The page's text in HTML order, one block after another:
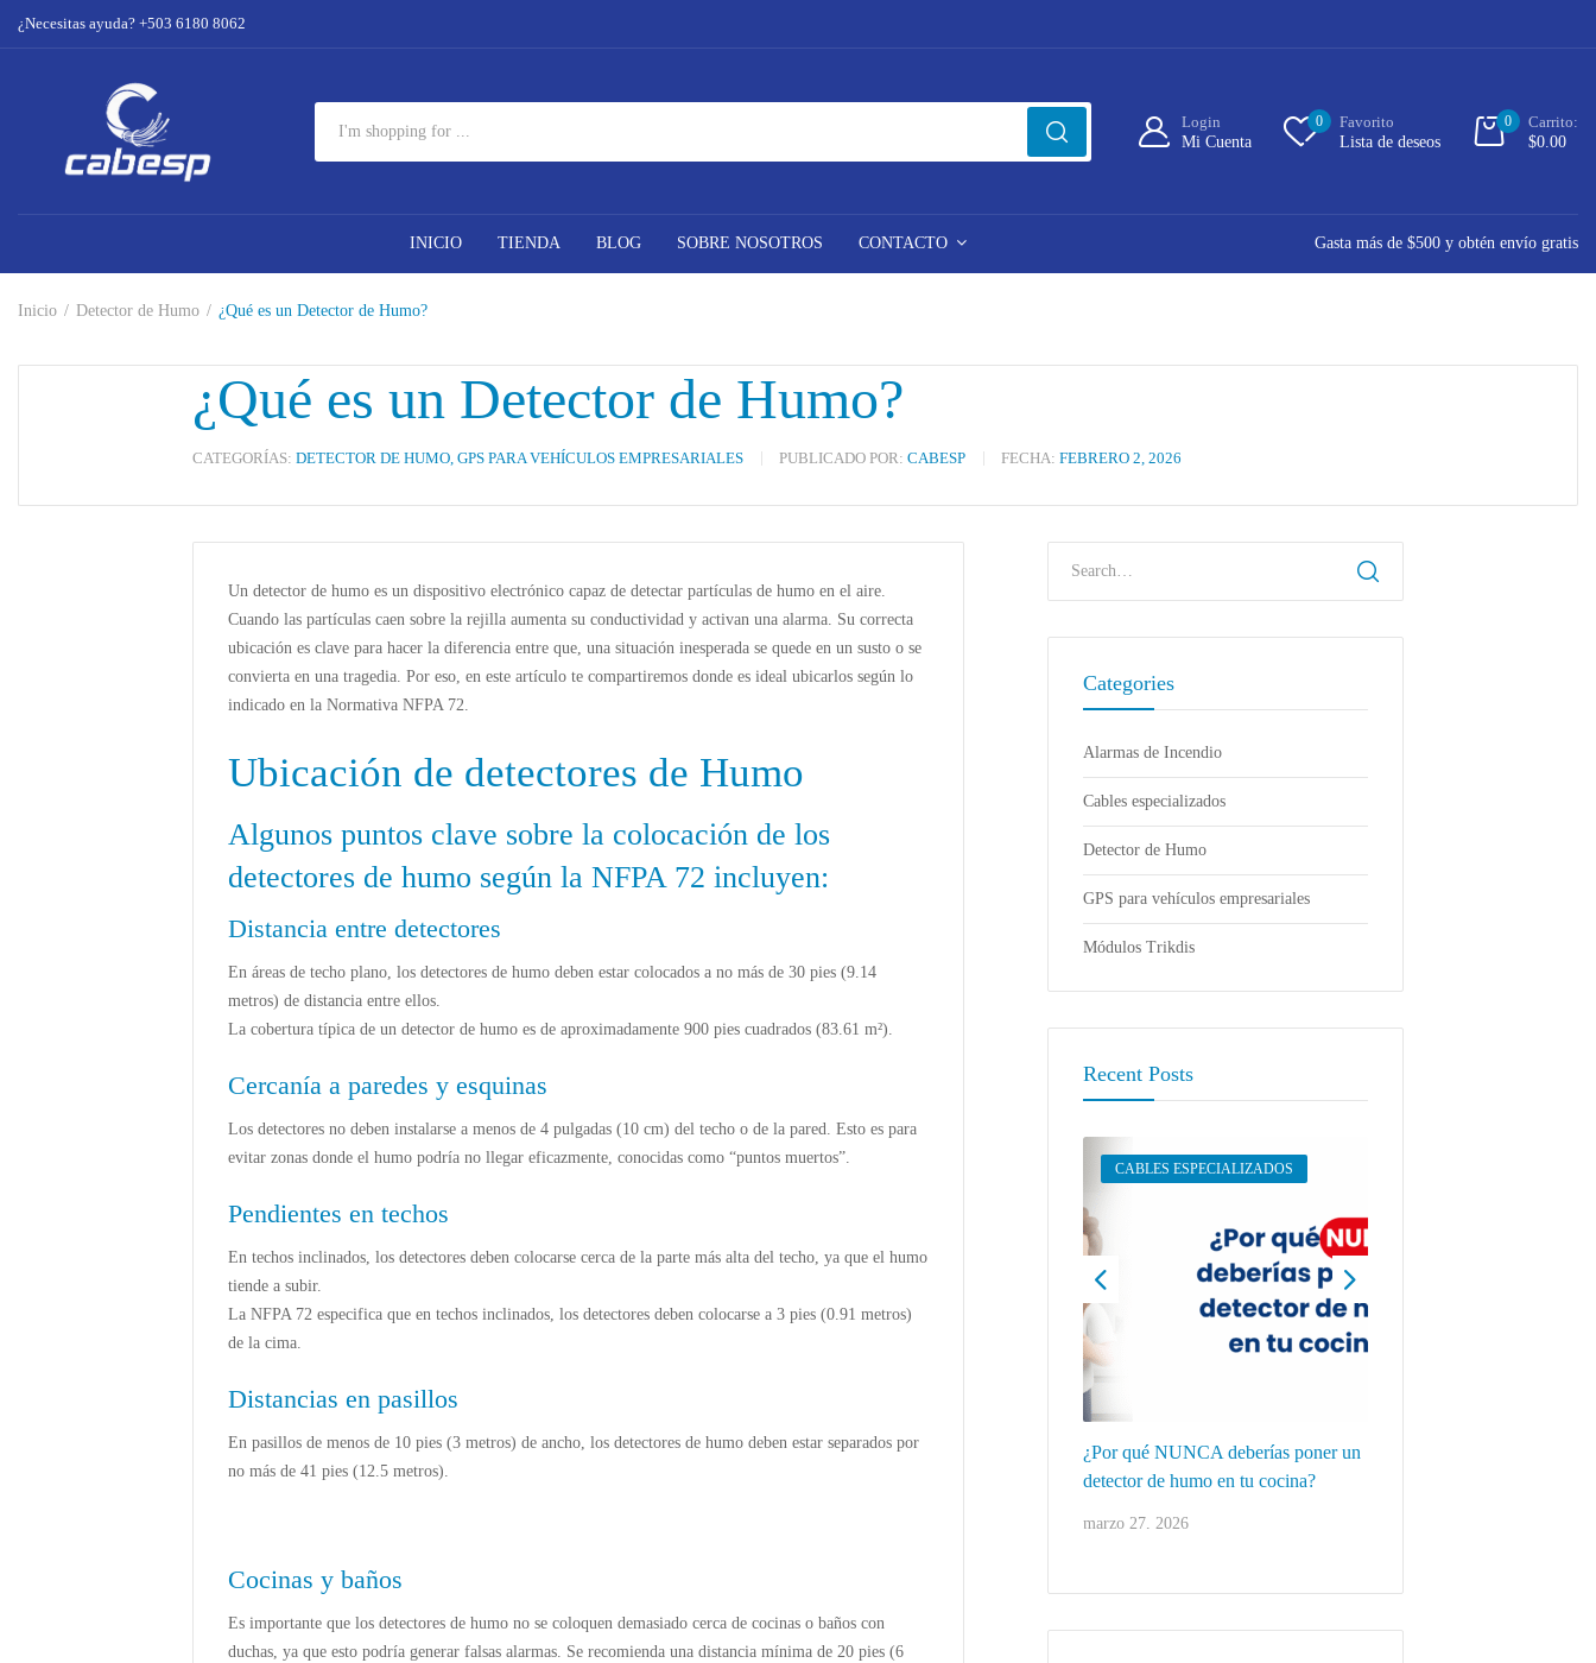
¿Necesitas ayuda? +503 6180 8062
Login
Mi Cuenta
0
Favorito
Lista de deseos
0
Carrito:
$0.00
INICIO TIENDA BLOG SOBRE NOSOTROS CONTACTO Gasta más de $500 y obtén envío gratis
Inicio Detector de Humo ¿Qué es un Detector de Humo?
¿Qué es un Detector de Humo?
CATEGORÍAS: DETECTOR DE HUMO, GPS PARA VEHÍCULOS EMPRESARIALES PUBLICADO POR: CABESP FECHA: FEBRERO 2, 2026
Un detector de humo es un dispositivo electrónico capaz de detectar partículas de humo en el aire.
Cuando las partículas caen sobre la rejilla aumenta su conductividad y activan una alarma. Su correcta
ubicación es clave para hacer la diferencia entre que, una situación inesperada se quede en un susto o se
convierta en una tragedia. Por eso, en este artículo te compartiremos donde es ideal ubicarlos según lo
indicado en la Normativa NFPA 72.
Ubicación de detectores de Humo
Algunos puntos clave sobre la colocación de los
detectores de humo según la NFPA 72 incluyen:
Distancia entre detectores
En áreas de techo plano, los detectores de humo deben estar colocados a no más de 30 pies (9.14
metros) de distancia entre ellos.
La cobertura típica de un detector de humo es de aproximadamente 900 pies cuadrados (83.61 m²).
Cercanía a paredes y esquinas
Los detectores no deben instalarse a menos de 4 pulgadas (10 cm) del techo o de la pared. Esto es para
evitar zonas donde el humo podría no llegar eficazmente, conocidas como “puntos muertos”.
Pendientes en techos
En techos inclinados, los detectores deben colocarse cerca de la parte más alta del techo, ya que el humo
tiende a subir.
La NFPA 72 especifica que en techos inclinados, los detectores deben colocarse a 3 pies (0.91 metros)
de la cima.
Distancias en pasillos
En pasillos de menos de 10 pies (3 metros) de ancho, los detectores de humo deben estar separados por
no más de 41 pies (12.5 metros).
Cocinas y baños
Es importante que los detectores de humo no se coloquen demasiado cerca de cocinas o baños con
duchas, ya que esto podría generar falsas alarmas. Se recomienda una distancia mínima de 20 pies (6
Categories
Alarmas de Incendio
Cables especializados
Detector de Humo
GPS para vehículos empresariales
Módulos Trikdis
Recent Posts
La anatomía del cable de seguridad:
CABLES ESPECIALIZADOS
¿Por qué NUNCA deberías poner un
detector de humo en tu cocina?
marzo 27, 2026